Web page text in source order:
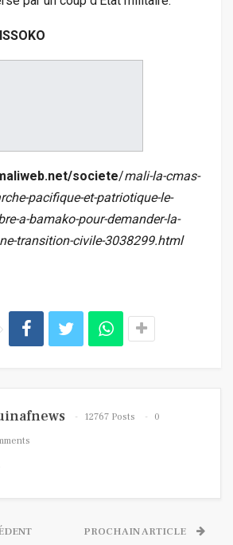
societe/mali-la-cmas-
pacifique-et-patriotique-le-
a-bamako-pour-demander-la-
transition-civile-3038299.html
12767 Posts
0
PROCHAIN ARTICLE